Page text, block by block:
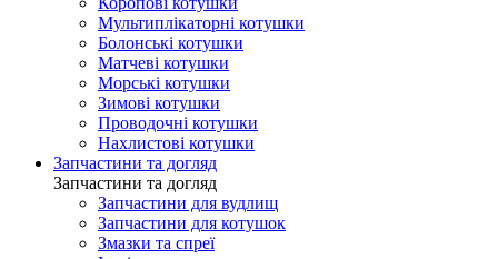
Мультиплікаторні котушки
Болонські котушки
Матчеві котушки
Морські котушки
Зимові котушки
Проводочні котушки
Нахлистові котушки
Запчастини та догляд
Запчастини та догляд
Запчастини для вудлищ
Запчастини для котушок
Змазки та спреї